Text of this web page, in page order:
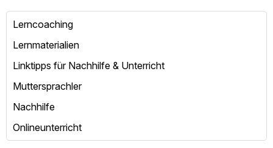
Lerncoaching
Lernmaterialien
Linktipps für Nachhilfe & Unterricht
Muttersprachler
Nachhilfe
Onlineunterricht